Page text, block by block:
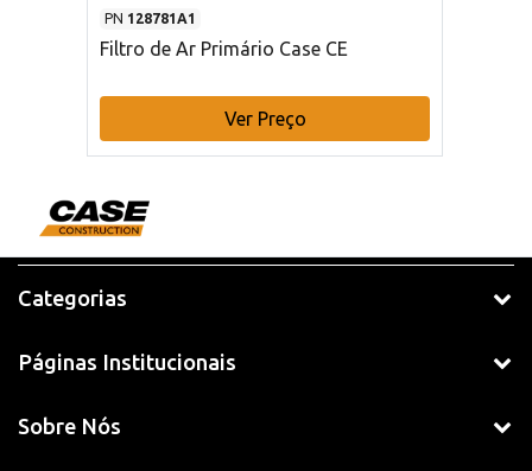
PN 128781A1
Filtro de Ar Primário Case CE
Ver Preço
Categorias
Páginas Institucionais
Sobre Nós